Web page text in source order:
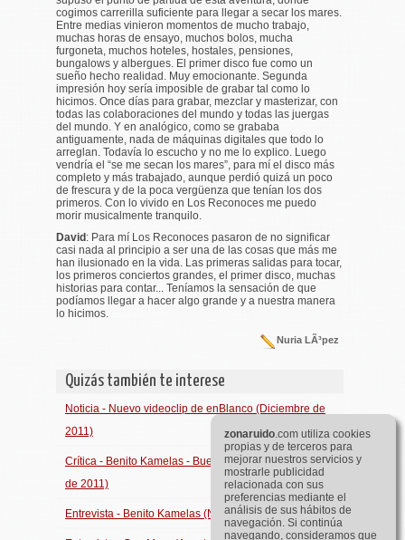
cogimos carrerilla suficiente para llegar a secar los mares.
Entre medias vinieron momentos de mucho trabajo,
muchas horas de ensayo, muchos bolos, mucha
furgoneta, muchos hoteles, hostales, pensiones,
bungalows y albergues. El primer disco fue como un
sueño hecho realidad. Muy emocionante. Segunda
impresión hoy sería imposible de grabar tal como lo
hicimos. Once días para grabar, mezclar y masterizar, con
todas las colaboraciones del mundo y todas las juergas
del mundo. Y en analógico, como se grababa
antiguamente, nada de máquinas digitales que todo lo
arreglan. Todavía lo escucho y no me lo explico. Luego
vendría el “se me secan los mares”, para mí el disco más
completo y más trabajado, aunque perdió quizá un poco
de frescura y de la poca vergüenza que tenían los dos
primeros. Con lo vivido en Los Reconoces me puedo
morir musicalmente tranquilo.
David: Para mí Los Reconoces pasaron de no significar
casi nada al principio a ser una de las cosas que más me
han ilusionado en la vida. Las primeras salidas para tocar,
los primeros conciertos grandes, el primer disco, muchas
historias para contar... Teníamos la sensación de que
podíamos llegar a hacer algo grande y a nuestra manera
lo hicimos.
Nuria LÃ³pez
Quizás también te interese
Noticia - Nuevo videoclip de enBlanco (Diciembre de
2011)
Crítica - Benito Kamelas - Buena EnergÃ­a (Noviembre
de 2011)
Entrevista - Benito Kamelas (Noviembre de 2011)
zonaruido.com utiliza cookies
propias y de terceros para
mejorar nuestros servicios y
mostrarle publicidad
relacionada con sus
preferencias mediante el
análisis de sus hábitos de
navegación. Si continúa
navegando, consideramos que